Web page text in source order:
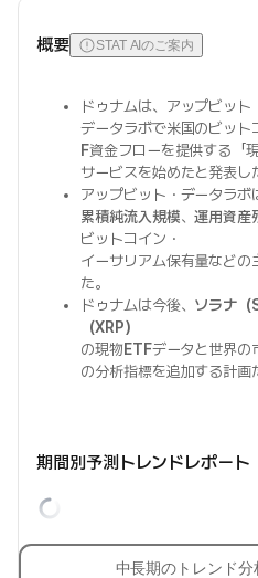
概要 STAT AIのご案内
ドゥナムは、アップビット
データラボで米国のビット
F資金フローを提供する「
サービスを始めたと発表し
アップビット・データラボ
累積純流入規模、運用資産
ビットコイン・
イーサリアム保有量など
た。
ドゥナムは今後、 ソラナ（
（XRP）
の現物ETFデータと世界の
の分析指標を追加する計画
期間別予測トレンドレポート
中長期のトレンド分